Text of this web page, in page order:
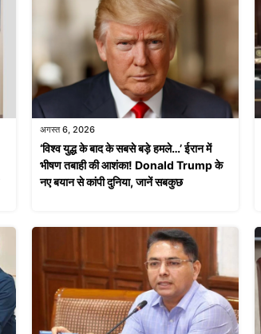
अगस्त 6, 2026
‘विश्व युद्ध के बाद के सबसे बड़े हमले…’ ईरान में
भीषण तबाही की आशंका! Donald Trump के
नए बयान से कांपी दुनिया, जानें सबकुछ